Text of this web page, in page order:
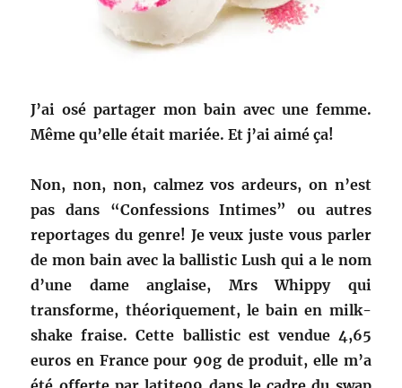
J’ai osé partager mon bain avec une femme.
Même qu’elle était mariée. Et j’ai aimé ça!
Non, non, non, calmez vos ardeurs, on n’est
pas dans “Confessions Intimes” ou autres
reportages du genre! Je veux juste vous parler
de mon bain avec la ballistic Lush qui a le nom
d’une dame anglaise, Mrs Whippy qui
transforme, théoriquement, le bain en milk-
shake fraise. Cette ballistic est vendue 4,65
euros en France pour 90g de produit, elle m’a